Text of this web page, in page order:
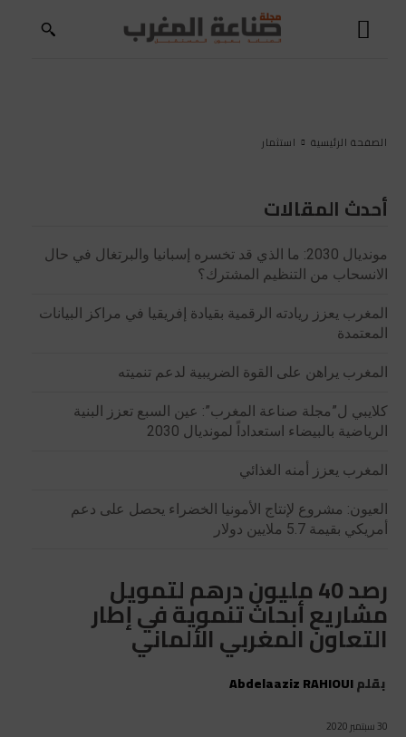
الصفحة الرئيسية استثمار
أحدث المقالات
مونديال 2030: ما الذي قد تخسره إسبانيا والبرتغال في حال
الانسحاب من التنظيم المشترك؟
المغرب يعزز ريادته الرقمية بقيادة إفريقيا في مراكز البيانات
المعتمدة
المغرب يراهن على القوة الضريبية لدعم تنميته
كلايبي ل”مجلة صناعة المغرب”: عين السبع تعزز البنية
الرياضية بالبيضاء استعداداً لمونديال 2030
المغرب يعزز أمنه الغذائي
العيون: مشروع لإنتاج الأمونيا الخضراء يحصل على دعم
أمريكي بقيمة 5.7 ملايين دولار
رصد 40 مليون درهم لتمويل
مشاريع أبحاث تنموية في إطار
التعاون المغربي الألماني
بقلمAbdelaaziz RAHIOUI
30 سبتمبر 2020